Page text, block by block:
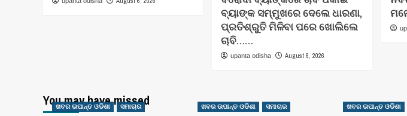
ବ୍ୟାଙ୍କ ସମ୍ମୁଖରେ ଦେଲେ ଧାରଣା,
ପ୍ରତିଶ୍ରୁତି ମିଳିବା ପରେ ଖୋଲିଲେ
ଚାବି……
upanta odisha August 6, 2026
You may have missed
ଖବର ଉପାନ୍ତ ଓଡିଶା ସମାଚାର ଖବର ଉପାନ୍ତ ଓଡିଶା ସମାଚାର ଖବର ଉପାନ୍ତ ଓଡିଶା